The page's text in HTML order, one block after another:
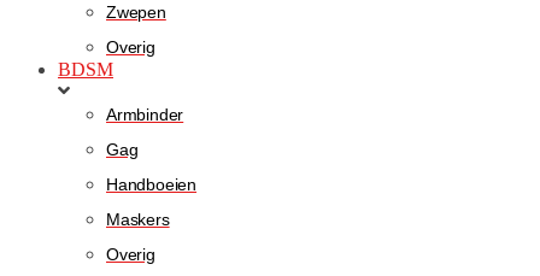
Zwepen
Overig
BDSM
Armbinder
Gag
Handboeien
Maskers
Overig